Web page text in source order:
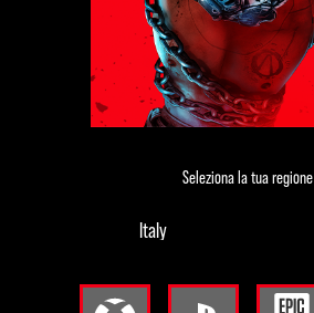
Seleziona la tua regione